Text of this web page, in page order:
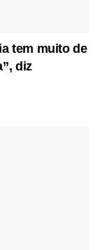
tem muito de
diz